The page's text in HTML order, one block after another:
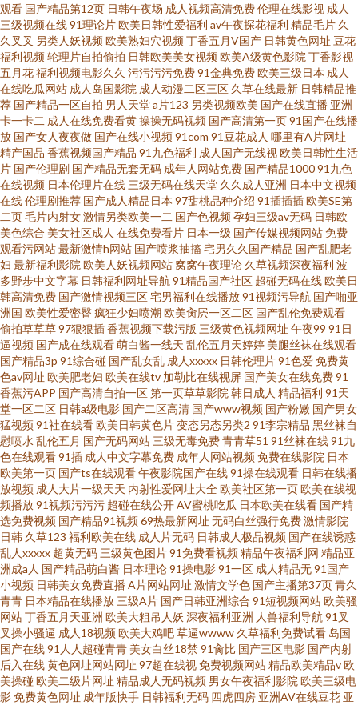
洲夜夜情 伊人天天综合网 做爱91视频 成人AV蜜臀影院 国产91美女视频 精品
福利激情网 老湿影院色avv 三级片导航 深夜av软件快播 深夜福利网址 无码高
清h网站 91c91 超碰福利电影
观看 国产精品第12页 日韩午夜场 成人视频高清免费伦理在线影视 成人
三级视频在线91理论片欧美日韩性爱福利 av午夜探花福利 精品毛片 久
久叉叉 另类人妖视频欧美熟妇穴视频丁香五月V国产 日韩黄色网址 豆花
福利视频轮理片自拍偷拍 日韩欧美美女视频欧美A级黄色影院 丁香影视
五月花福利视频电影久久 污污污污免费91金典免费欧美三级日本 成人
在线吃瓜网站 成人岛国影院 成人动漫二区三区 久草在线最新 日韩精品推
荐 国产精品一区自拍 男人天堂a片123 另类视频欧美 国产在线直播 亚洲
卡一卡二 成人在线免费看黄操操无码视频 国产高清第一页91国产在线播
放 国产女人夜夜做 国产在线小视频91com 91豆花成人 哪里有A片网址
精产国品 香蕉视频国产精品 91九色福利 成人国产无线视欧美日韩性生活
片 国产伦理剧 国产精品无套无码 成年人网站免费 国产精品100091九色
在线视频 日本伦理片在线 三级无码在线天堂 久久成人亚洲 日本中文视频
在线伦理剧推荐 国产成人精品日本 97甜桃品种介绍 91插插插欧美SE第
二页毛片内射女激情另类欧美一二 国产色视频孕妇三级av无码 日韩欧
美色综合 美女社区成人 在线免费看片 日本一级 国产传媒视频网站免费
观看污网站最新激情h网站 国产喷浆抽搐宅男久久国产精品 国产乱肥老
妇 最新福利影院 欧美人妖视频网站 窝窝午夜理论 久草视频深夜福利 波
多野步中文字幕 日韩福利网址导航 91精品国产社区 超碰无码在线欧美日
韩高清免费 国产激情视频三区宅男福利在线播放91视频污导航 国产啪亚
洲国 欧美性爱密臀疯狂少妇喷潮欧美肏屄一区二区 国产乱伦免费观看
偷拍草草草97狠狠插香蕉视频下载污版 三级黄色视频网址 午夜99 91日
逼视频 国产成在线观看萌白酱一线天 乱伦五月天婷婷 美腿丝袜在线观看
国产精品3p 91综合碰 国产乱女乱 成人xxxxx 日韩伦理片91色爱免费黄
色av网址 欧美肥老妇 欧美在线tv 加勒比在线视屏 国产美女在线免费91
香蕉污APP 国产高清自拍一区第一页草草影院 韩日成人 精品福利 91天
堂一区二区 日韩a级电影 国产二区高清 国产www视频 国产粉嫩 国产男女
猛视频91社在线看欧美日韩黄色片变态另态另类2 91李宗精品 黑丝袜自
慰喷水 乱伦五月 国产无码网站 三级无毒免费青青草51 91丝袜在线91九
色在线观看91插 成人中文字幕免费 成年人网站视频免费在线影院 日本
欧美第一页 国产ts在线观看午夜影院国产在线91操在线观看 日韩在线播
放视频 成人大片一级天天 内射性爱网址大全欧美社区第一页欧美在线视
频播放91视频污污污 超碰在线公开AV蜜桃吃瓜 日本欧美在线看 国产精
选免费视频 国产精品91视频69热最新网址 无码白丝强行免费激情影院
日韩 久草123 福利欧美在线 成人片无码 日韩成人极品视频 国产在线诱惑
乱人xxxxx 超黄无码 三级黄色图片91免费看视频精品午夜福利网 精品亚
洲成a人 国产精品萌白酱 日本理论91操电影91一区 成人精品无91国产
小视频 日韩美女免费直播A片网站网址 激情文学色 国产主播第37页青久
青青 日本精品在线播放 三级A片 国产日韩亚洲综合 91短视频网站欧美骚
网站丁香五月天亚洲 欧美大粗吊人妖 深夜福利亚洲 人兽福利导航 91叉
叉操小骚逼 成人18视频欧美大鸡吧草逼wwww 久草福利免费试看 岛国
国产在线91人人超碰青青 美女白丝18禁 91肏比 国产三区电影 国产内射
后入在线黄色网址网站网址 97超在线视免费视频网站精品欧美精品v欧
美操碰欧美二级片网址 精品成人无码视频 男女午夜福利影院 欧美三级电
影免费黄色网址 成年版快手 日韩福利无码 四虎四房 亚洲AV在线豆花 亚